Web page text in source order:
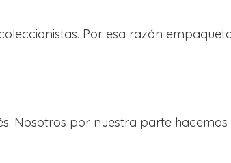
Por esa razón
Nosotros por nuestra parte